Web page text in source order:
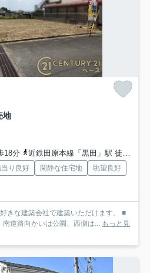
地
18分
近鉄田原本線「黒田」駅 徒歩18分
当り良好 閑静な住宅地
眺望良好
きな建築会社で建築いただけます。 ■
道路向かいは公園、西側は... もっと見